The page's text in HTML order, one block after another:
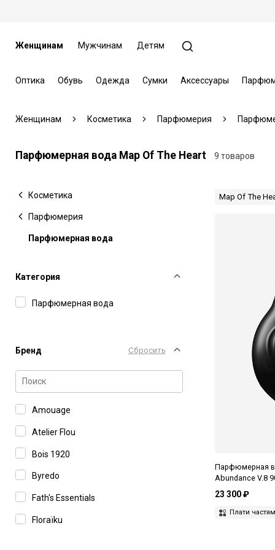
Женщинам Мужчинам Детям
Оптика Обувь Одежда Сумки Аксессуары
Женщинам Косметика Парфюмерия
Парфюмерная вода Map Of The Heart 9 товаров
Косметика
Парфюмерия
Парфюмерная вода
Категория
Парфюмерная вода
Бренд Сбросить
Amouage
Atelier Flou
Bois 1920
Byredo
Fath's Essentials
Floraïku
Map Of The
Парфюмерная
Abundance V.8
23 300 ₽
Плати